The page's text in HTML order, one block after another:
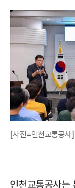
[사진=인천교통공사]
인천교통공사는